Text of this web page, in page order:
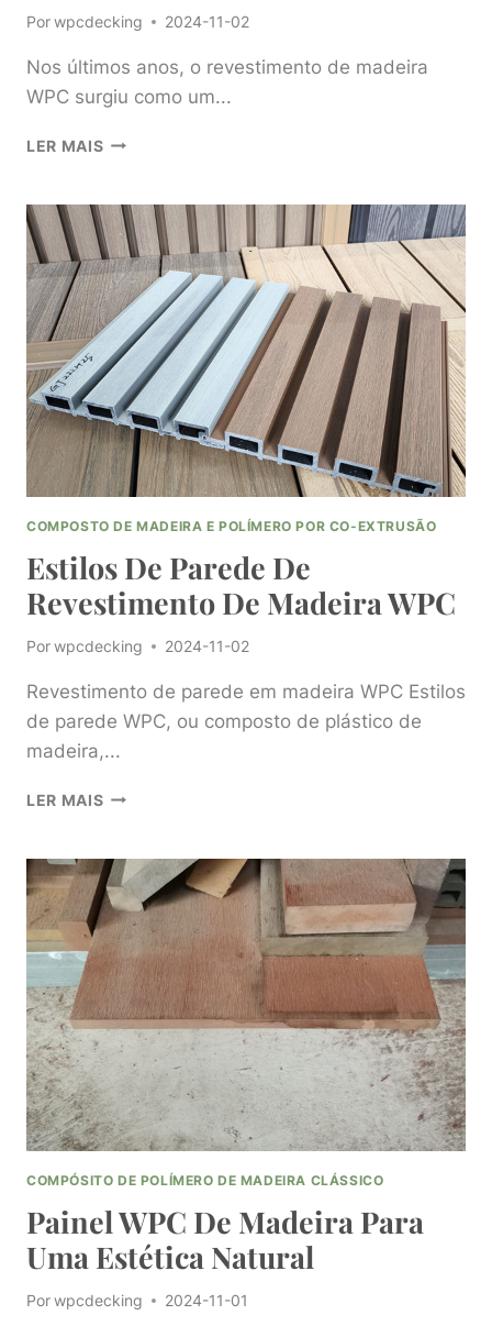
Porwpcdecking 2024-11-02
Nos últimos anos, o revestimento de madeira
WPC surgiu como um...
LER MAISREVESTIMENTO
WPC
PARA
INTERIORES
ELEGANTES
COMPOSTO DE MADEIRA E POLÍMERO POR CO-EXTRUSÃO
Estilos De Parede De
Revestimento De Madeira WPC
Porwpcdecking 2024-11-02
Revestimento de parede em madeira WPC Estilos
de parede WPC, ou composto de plástico de
madeira,...
LER MAISESTILOS
DE
REVESTIMENTO
DE
MADEIRA
WPC
COMPÓSITO DE POLÍMERO DE MADEIRA CLÁSSICO
Painel WPC De Madeira Para
Uma Estética Natural
Porwpcdecking 2024-11-01